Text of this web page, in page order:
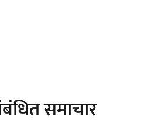
समाचार